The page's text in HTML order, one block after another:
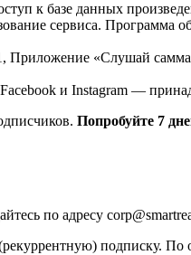
к базе данных
сервиса. Программа
Приложение «Слушай
и Instagram —
Попробуйте 7
по адресу
подписку. По